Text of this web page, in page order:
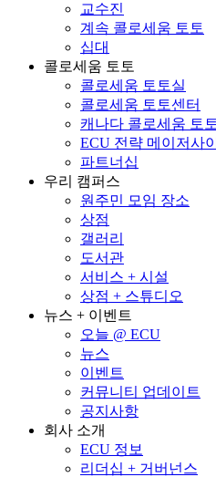
교수진
계속 콜로세움 토토
십대
콜로세움 토토
콜로세움 토토실
콜로세움 토토센터
캐나다 콜로세움 토
ECU 전략 메이저사
파트너십
우리 캠퍼스
원주민 모임 장소
상점
갤러리
도서관
서비스 + 시설
상점 + 스튜디오
뉴스 + 이벤트
오늘 @ ECU
뉴스
이벤트
커뮤니티 업데이트
공지사항
회사 소개
ECU 정보
리더십 + 거버넌스